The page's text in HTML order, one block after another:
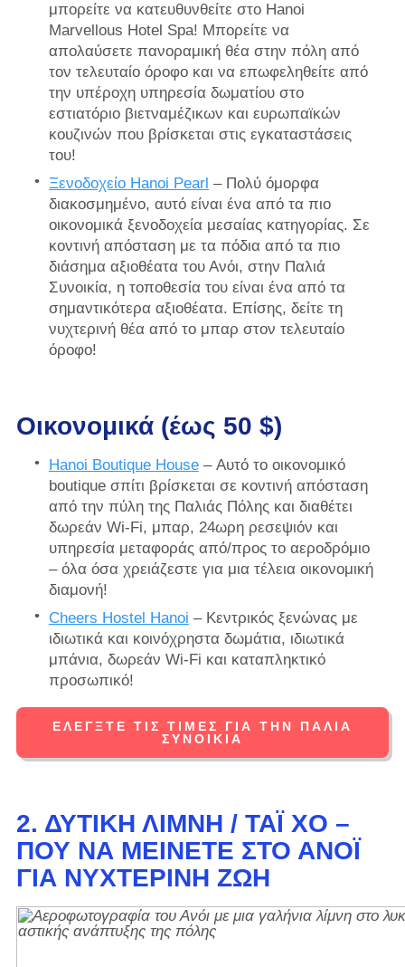
μπορείτε να κατευθυνθείτε στο Hanoi
Marvellous Hotel Spa! Μπορείτε να
απολαύσετε πανοραμική θέα στην πόλη από
τον τελευταίο όροφο και να επωφεληθείτε από
την υπέροχη υπηρεσία δωματίου στο
εστιατόριο βιετναμέζικων και ευρωπαϊκών
κουζινών που βρίσκεται στις εγκαταστάσεις
του!
Ξενοδοχείο Hanoi Pearl – Πολύ όμορφα
διακοσμημένο, αυτό είναι ένα από τα πιο
οικονομικά ξενοδοχεία μεσαίας κατηγορίας. Σε
κοντινή απόσταση με τα πόδια από τα πιο
διάσημα αξιοθέατα του Ανόι, στην Παλιά
Συνοικία, η τοποθεσία του είναι ένα από τα
σημαντικότερα αξιοθέατα. Επίσης, δείτε τη
νυχτερινή θέα από το μπαρ στον τελευταίο
όροφο!
Οικονομικά (έως 50 $)
Hanoi Boutique House– Αυτό το οικονομικό
boutique σπίτι βρίσκεται σε κοντινή απόσταση
από την πύλη της Παλιάς Πόλης και διαθέτει
δωρεάν Wi-Fi, μπαρ, 24ωρη ρεσεψιόν και
υπηρεσία μεταφοράς από/προς το αεροδρόμιο
– όλα όσα χρειάζεστε για μια τέλεια οικονομική
διαμονή!
Cheers Hostel Hanoi – Κεντρικός ξενώνας με
ιδιωτικά και κοινόχρηστα δωμάτια, ιδιωτικά
μπάνια, δωρεάν Wi-Fi και καταπληκτικό
προσωπικό!
ΕΛΈΓΞΤΕ ΤΙΣ ΤΙΜΈΣ ΓΙΑ ΤΗΝ ΠΑΛΙΆ
ΣΥΝΟΙΚΊΑ
2. ΔΥΤΙΚΉ ΛΊΜΝΗ / ΤΆΙ ΧΟ –
ΠΟΎ ΝΑ ΜΕΊΝΕΤΕ ΣΤΟ ΑΝΌΙ
ΓΙΑ ΝΥΧΤΕΡΙΝΉ ΖΩΉ